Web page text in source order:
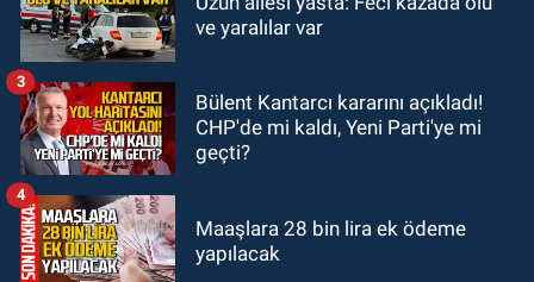
19:58Yangın korkuttu: 3 katlı evin
GÜNDEM
18:35Filyos’ta 2 kişiyi dalgalar
yuttu: 1 kişi hayatını kaybetti 1 kişi
ve yaralılar var
Bülent Kantarcı kararını açıkladı!
CHP'de mi kaldı, Yeni Parti'ye mi
geçti?
3
Maaşlara 28 bin lira ek ödeme
yapılacak
4